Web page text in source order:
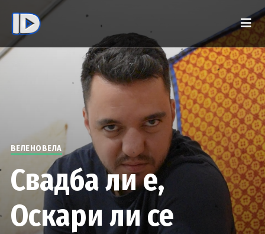
ВЕЛЕНОВЕЛА
Свадба ли е,
Оскари ли се